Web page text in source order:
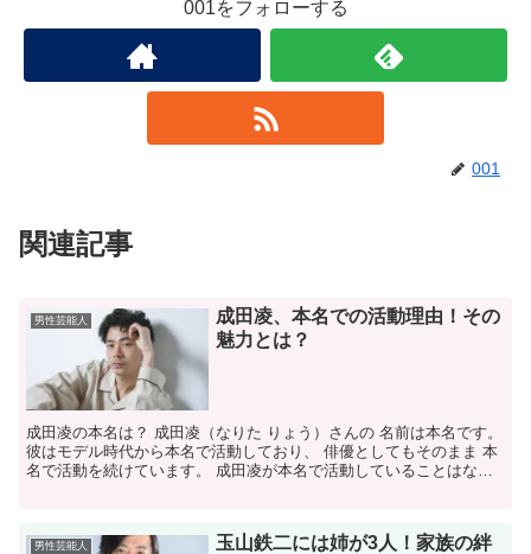
001をフォローする
001
関連記事
男性芸能人
成田凌、本名での活動理由！その
魅力とは？
成田凌の本名は？ 成田凌（なりた りょう）さんの 名前は本名です。
彼はモデル時代から本名で活動しており、 俳優としてもそのまま 本
名で活動を続けています。 成田凌が本名で活動していることはなぜ
男性芸能人
玉山鉄二には姉が3人！家族の絆